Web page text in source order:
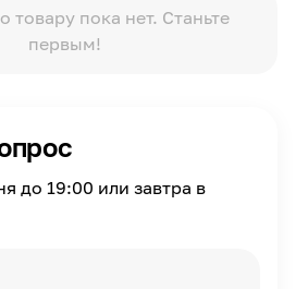
товару пока нет. Станьте
первым!
до 19:00 или завтра в